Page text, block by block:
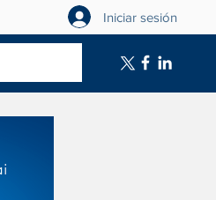
Iniciar sesión